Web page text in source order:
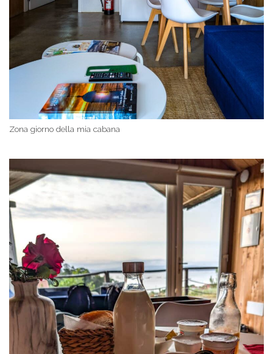
Zona giorno della mia cabana